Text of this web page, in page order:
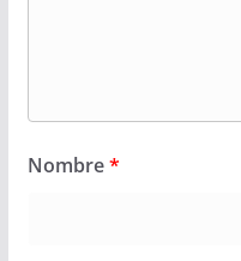
Nombre*